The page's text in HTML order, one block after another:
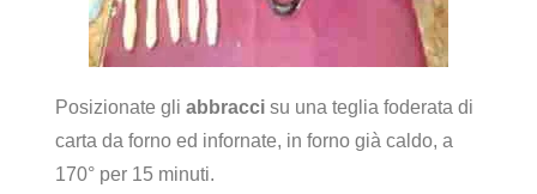
Posizionate gli abbraccisu una teglia foderata di
carta da forno ed infornate, in forno già caldo, a
170° per 15 minuti.